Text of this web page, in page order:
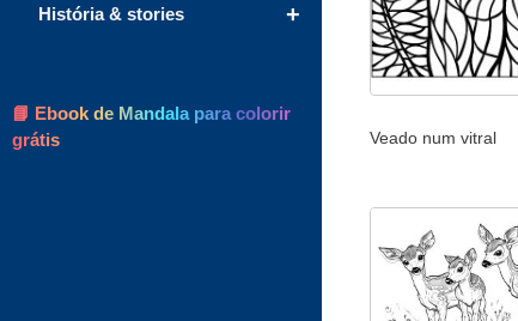
Veado num vitral
+
História & stories
📘 Ebook de Mandala para colorir
grátis